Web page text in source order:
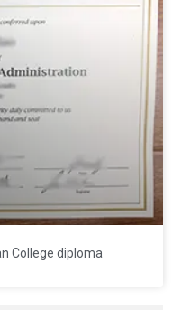
College diploma